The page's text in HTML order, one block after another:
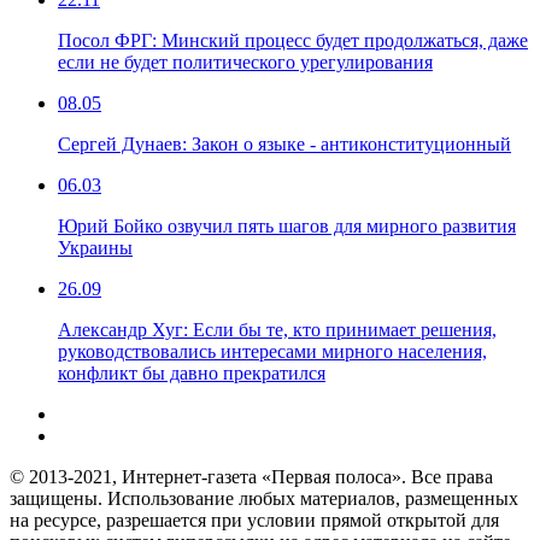
Посол ФРГ: Минский процесс будет продолжаться, даже
если не будет политического урегулирования
08.05
Сергей Дунаев: Закон о языке - антиконституционный
06.03
Юрий Бойко озвучил пять шагов для мирного развития
Украины
26.09
Александр Хуг: Если бы те, кто принимает решения,
руководствовались интересами мирного населения,
конфликт бы давно прекратился
© 2013-2021, Интернет-газета «Первая полоса». Все права
защищены. Использование любых материалов, размещенных
на ресурсе, разрешается при условии прямой открытой для